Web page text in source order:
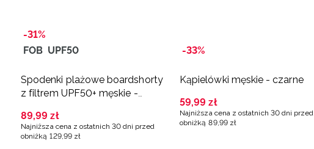
-31%
FOB UPF50
Spodenki plażowe boardshorty
z filtrem UPF50+ męskie -
89,99 zł
Najniższa cena z ostatnich 30 dni przed
obniżką 129,99 zł
-33%
Kąpielówki męskie - czarne
59,99 zł
Najniższa cena z ostatnich 30 dni przed
obniżką 89,99 zł